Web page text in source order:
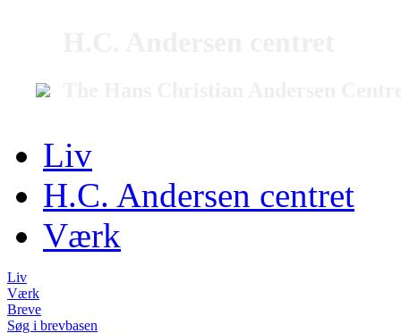
Liv
H.C. Andersen centret
Værk
Liv
Værk
Breve
Søg i brevbasen